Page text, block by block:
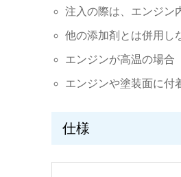
注入の際は、エンジン
他の添加剤とは併用し
エンジンが高温の場合
エンジンや塗装面に付
仕様